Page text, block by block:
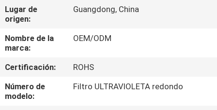
SOBRE
NOSOTROS
VIAJE
DE
LA
Lugar de
origen:
Guangdong, China
Nombre de la
marca:
OEM/ODM
Certificación:
ROHS
Número de
modelo:
Filtro ULTRAVIOLETA redondo